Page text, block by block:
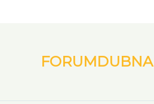
FORUMDUBNA